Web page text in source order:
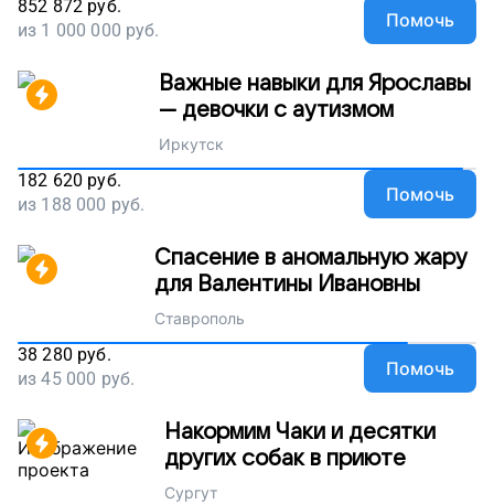
852 872 руб.
из 1 000 000 руб. Помочь
Важные навыки для Ярославы
— девочки с аутизмом
Иркутск
182 620 руб.
из 188 000 руб. Помочь
Спасение в аномальную жару
для Валентины Ивановны
Ставрополь
38 280 руб.
из45 000 руб. Помочь
Накормим Чаки и десятки
других собак в приюте
Сургут